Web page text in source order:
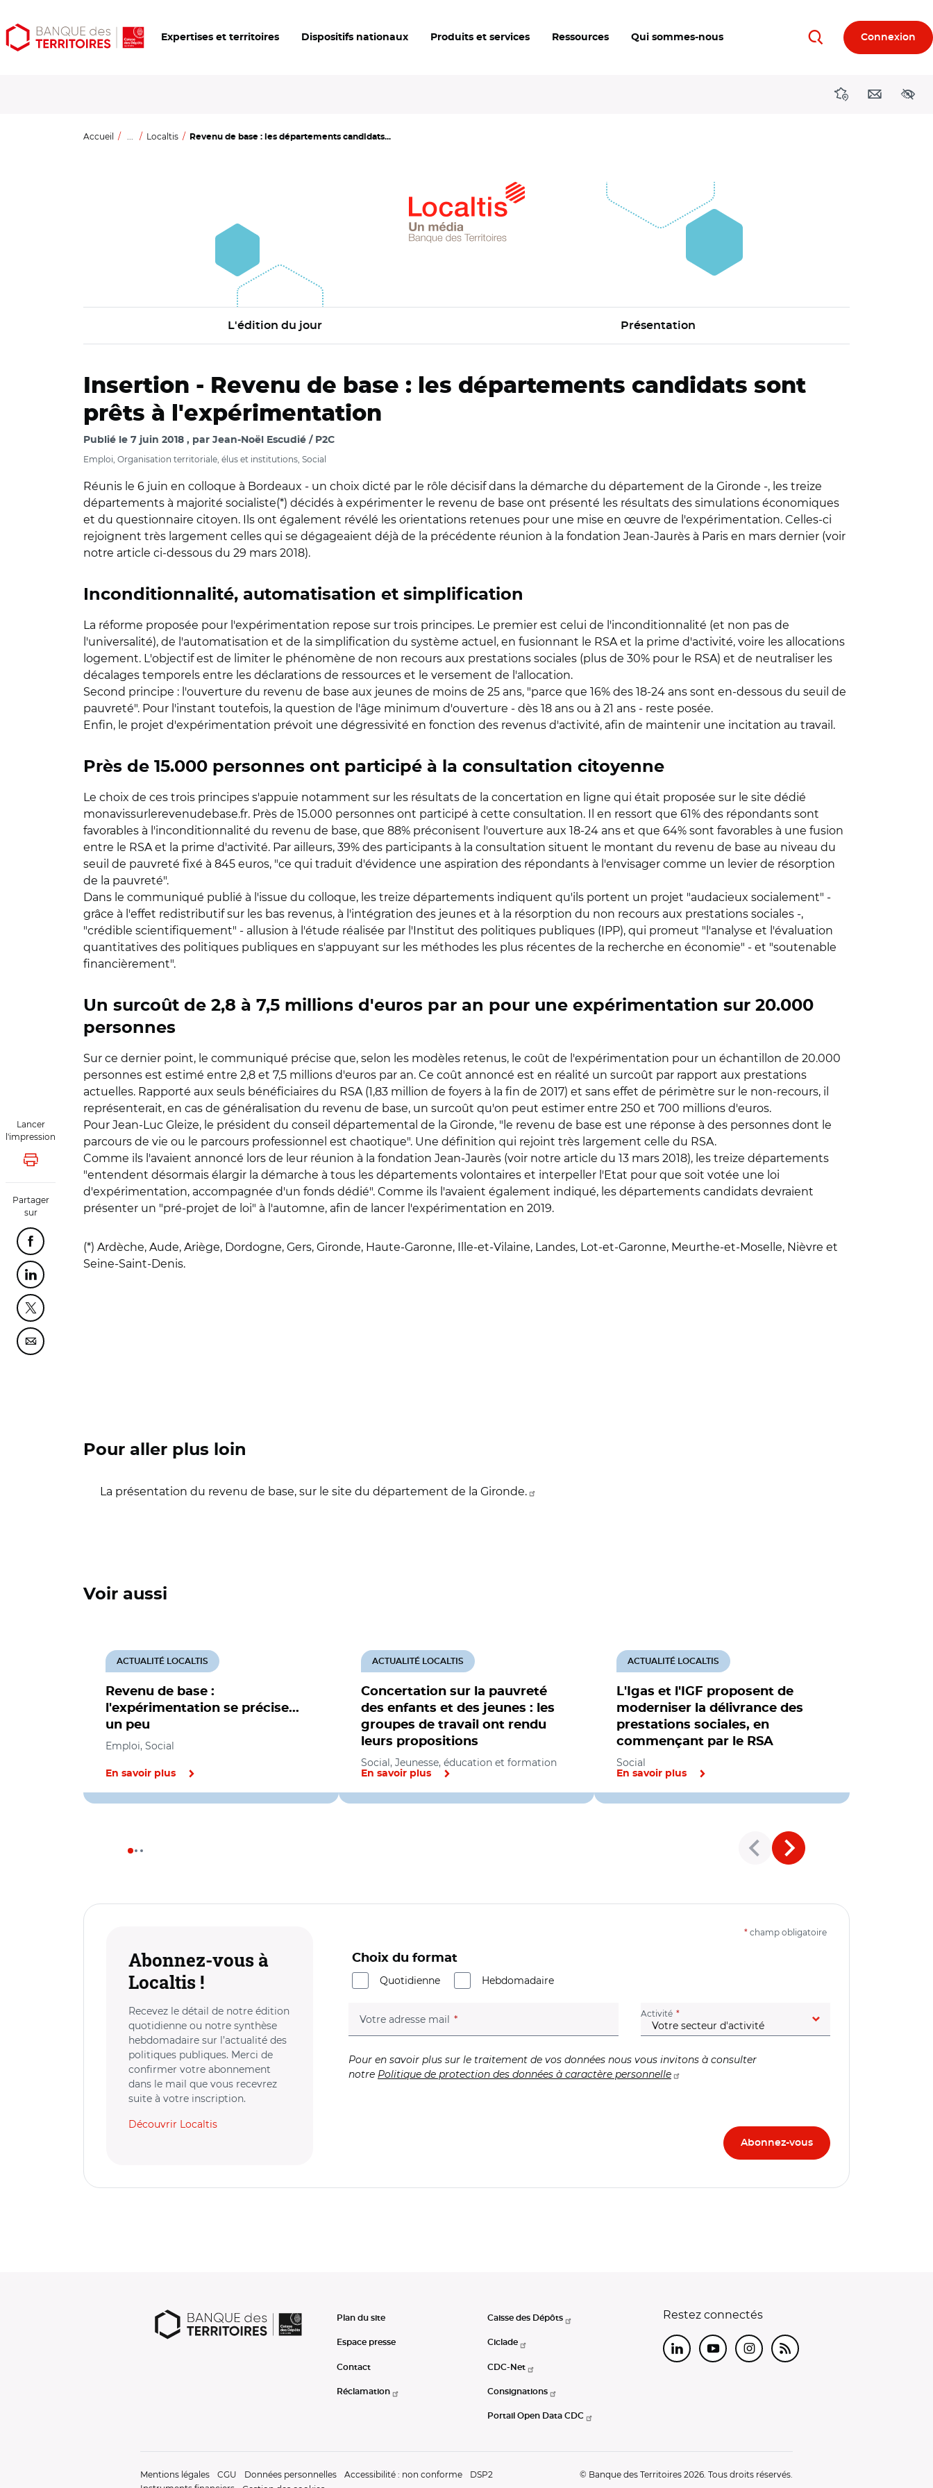
Aller
au
Aller
au
Ouvrir
les
Expertises et territoires Dispositifs nationaux Produits et services Ressources Qui sommes-nous RechercherConnexion
DirectionsContact
Accueil ... Localtis Revenu de base : les départements candidats...
L'édition du jour Présentation
Lancer
l'impression
Lancer l'impression
Partager
sur
Partager cette page sur Facebook
Partager cette page sur Linkedin
Partager cette page sur Twitter
Partager cette page sur Courriel
Insertion - Revenu de base : les départements candidats sont
prêts à l'expérimentation
Publié le 7 juin 2018 par Jean-Noël Escudié / P2C
Emploi, Organisation territoriale, élus et institutions, Social
Réunis le 6 juin en colloque à Bordeaux - un choix dicté par le rôle décisif dans la démarche du département de la Gironde -, les treize
départements à majorité socialiste(*) décidés à expérimenter le revenu de base ont présenté les résultats des simulations économiques
et du questionnaire citoyen. Ils ont également révélé les orientations retenues pour une mise en œuvre de l'expérimentation. Celles-ci
rejoignent très largement celles qui se dégageaient déjà de la précédente réunion à la fondation Jean-Jaurès à Paris en mars dernier (voir
notre article ci-dessous du 29 mars 2018).
Inconditionnalité, automatisation et simplification
La réforme proposée pour l'expérimentation repose sur trois principes. Le premier est celui de l'inconditionnalité (et non pas de
l'universalité), de l'automatisation et de la simplification du système actuel, en fusionnant le RSA et la prime d'activité, voire les allocations
logement. L'objectif est de limiter le phénomène de non recours aux prestations sociales (plus de 30% pour le RSA) et de neutraliser les
décalages temporels entre les déclarations de ressources et le versement de l'allocation.
Second principe : l'ouverture du revenu de base aux jeunes de moins de 25 ans, "parce que 16% des 18-24 ans sont en-dessous du seuil de
pauvreté". Pour l'instant toutefois, la question de l'âge minimum d'ouverture - dès 18 ans ou à 21 ans - reste posée.
Enfin, le projet d'expérimentation prévoit une dégressivité en fonction des revenus d'activité, afin de maintenir une incitation au travail.
Près de 15.000 personnes ont participé à la consultation citoyenne
Le choix de ces trois principes s'appuie notamment sur les résultats de la concertation en ligne qui était proposée sur le site dédié
monavissurlerevenudebase.fr. Près de 15.000 personnes ont participé à cette consultation. Il en ressort que 61% des répondants sont
favorables à l'inconditionnalité du revenu de base, que 88% préconisent l'ouverture aux 18-24 ans et que 64% sont favorables à une fusion
entre le RSA et la prime d'activité. Par ailleurs, 39% des participants à la consultation situent le montant du revenu de base au niveau du
seuil de pauvreté fixé à 845 euros, "ce qui traduit d'évidence une aspiration des répondants à l'envisager comme un levier de résorption
de la pauvreté".
Dans le communiqué publié à l'issue du colloque, les treize départements indiquent qu'ils portent un projet "audacieux socialement" -
grâce à l'effet redistributif sur les bas revenus, à l'intégration des jeunes et à la résorption du non recours aux prestations sociales -,
"crédible scientifiquement" - allusion à l'étude réalisée par l'Institut des politiques publiques (IPP), qui promeut "l'analyse et l'évaluation
quantitatives des politiques publiques en s'appuyant sur les méthodes les plus récentes de la recherche en économie" - et "soutenable
financièrement".
Un surcoût de 2,8 à 7,5 millions d'euros par an pour une expérimentation sur 20.000
personnes
Sur ce dernier point, le communiqué précise que, selon les modèles retenus, le coût de l'expérimentation pour un échantillon de 20.000
personnes est estimé entre 2,8 et 7,5 millions d'euros par an. Ce coût annoncé est en réalité un surcoût par rapport aux prestations
actuelles. Rapporté aux seuls bénéficiaires du RSA (1,83 million de foyers à la fin de 2017) et sans effet de périmètre sur le non-recours, il
représenterait, en cas de généralisation du revenu de base, un surcoût qu'on peut estimer entre 250 et 700 millions d'euros.
Pour Jean-Luc Gleize, le président du conseil départemental de la Gironde, "le revenu de base est une réponse à des personnes dont le
parcours de vie ou le parcours professionnel est chaotique". Une définition qui rejoint très largement celle du RSA.
Comme ils l'avaient annoncé lors de leur réunion à la fondation Jean-Jaurès (voir notre article du 13 mars 2018), les treize départements
"entendent désormais élargir la démarche à tous les départements volontaires et interpeller l'Etat pour que soit votée une loi
d'expérimentation, accompagnée d'un fonds dédié". Comme ils l'avaient également indiqué, les départements candidats devraient
présenter un "pré-projet de loi" à l'automne, afin de lancer l'expérimentation en 2019.
(*) Ardèche, Aude, Ariège, Dordogne, Gers, Gironde, Haute-Garonne, Ille-et-Vilaine, Landes, Lot-et-Garonne, Meurthe-et-Moselle, Nièvre et
Seine-Saint-Denis.
Pour aller plus loin
La présentation du revenu de base, sur le site du département de la Gironde.
Voir aussi
Revenu de base :
l'expérimentation se précise...
un peu
ACTUALITÉ LOCALTIS
Emploi, Social
En savoir plus
Concertation sur la pauvreté
des enfants et des jeunes : les
groupes de travail ont rendu
leurs propositions
ACTUALITÉ LOCALTIS
Social, Jeunesse, éducation et formation
En savoir plus
L'Igas et l'IGF proposent de
moderniser la délivrance des
prestations sociales, en
commençant par le RSA
ACTUALITÉ LOCALTIS
Social
En savoir plus
Abonnez-vous à
Localtis !
Recevez le détail de notre édition
quotidienne ou notre synthèse
hebdomadaire sur l’actualité des
politiques publiques. Merci de
confirmer votre abonnement
dans le mail que vous recevrez
suite à votre inscription.
Découvrir Localtis
* champ obligatoire
Choix du format
Quotidienne
Hebdomadaire
Votre adresse mail (champ obligatoire) Activité (champ obligatoire)
Pour en savoir plus sur le traitement de vos données nous vous invitons à consulter
notre Politique de protection des données à caractère personnelle
Plan du site
Espace presse
Contact
Réclamation
Caisse des Dépôts
Ciclade
CDC-Net
Consignations
Portail Open Data CDC
Restez connectés
LinkedInYoutubeInstagram
RSS
Mentions légales CGU Données personnelles Accessibilité : non conforme
DSP2
© Banque des Territoires 2026. Tous droits réservés.